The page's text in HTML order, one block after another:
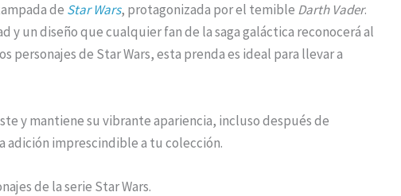
de Star Wars, protagonizada por el temible Darth Vader.
y un diseño que cualquier fan de la saga galáctica reconocerá al
de Star Wars, esta prenda es ideal para llevar a
y mantiene su vibrante apariencia, incluso después de
adición imprescindible a tu colección.
de la serie Star Wars.